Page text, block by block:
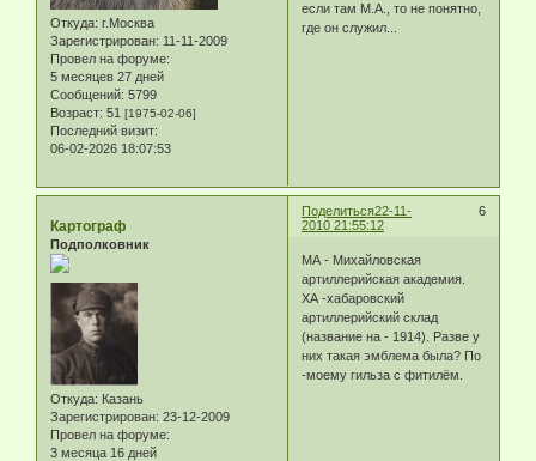
Откуда: г.Москва
Зарегистрирован: 11-11-2009
Провел на форуме:
5 месяцев 27 дней
Сообщений: 5799
Возраст: 51 [1975-02-06]
Последний визит:
06-02-2026 18:07:53
если там М.А., то не понятно,
где он служил...
Поделиться 6
22-11-
2010 21:55:12
Картограф
Подполковник
Откуда: Казань
Зарегистрирован: 23-12-2009
Провел на форуме:
3 месяца 16 дней
МА - Михайловская
артиллерийская академия.
ХА -хабаровский
артиллерийский склад
(название на - 1914). Разве у
них такая эмблема была? По
-моему гильза с фитилём.